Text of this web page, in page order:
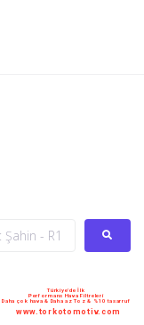
Türkiye'de İlk
Performans Hava Filtreleri
Daha çok hava & Daha az Toz & %10 tasarruf
www.torkotomotiv.com